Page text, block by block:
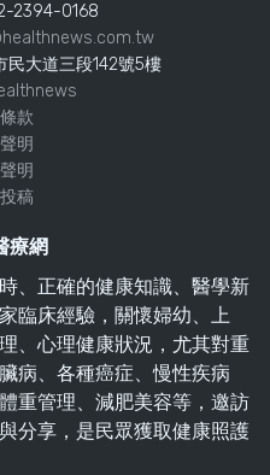
2394-0168
民大道三段142號5樓
款
明
明
稿
療網
、正確的健康知識、醫學新
臨床經驗，關懷婦幼、上
、心理健康狀況，尤其對重
病、各種癌症、慢性疾病
重管理、減肥美容等，邀訪
分享，是民眾獲取健康照護